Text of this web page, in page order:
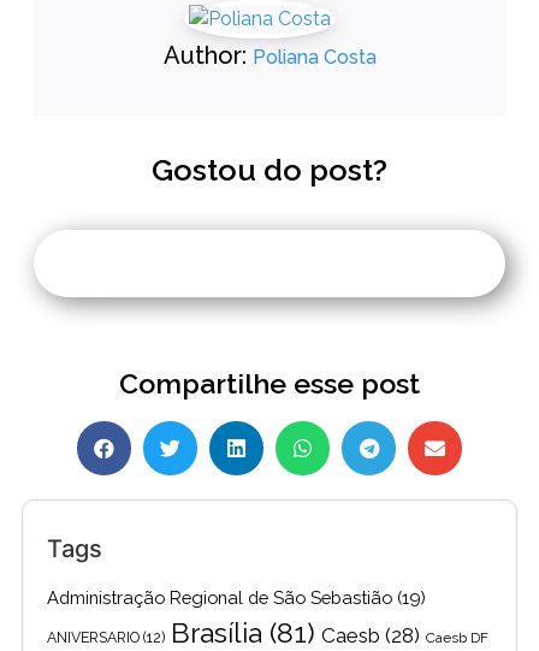
Author: Poliana Costa
Gostou do post?
Compartilhe esse post
Tags
Administração Regional de São Sebastião (19)
ANIVERSARIO (12) Brasília (81) Caesb (28) Caesb DF